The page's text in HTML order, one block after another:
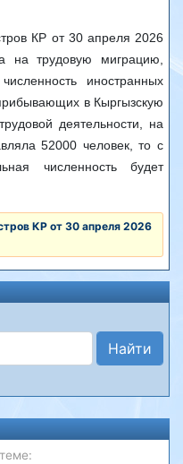
КР от 30 апреля 2026
на трудовую миграцию,
иностранных
в Кыргызскую
деятельности, на
52000 человек, то с
численность будет
КР от 30 апреля 2026
Найти